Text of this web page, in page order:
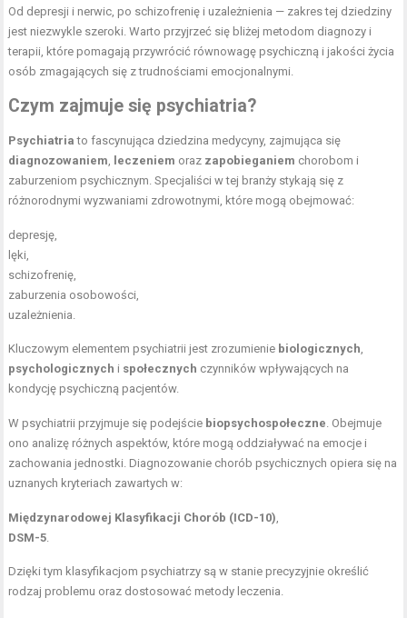
Od depresji i nerwic, po schizofrenię i uzależnienia — zakres tej dziedziny
jest niezwykle szeroki. Warto przyjrzeć się bliżej metodom diagnozy i
terapii, które pomagają przywrócić równowagę psychiczną i jakości życia
osób zmagających się z trudnościami emocjonalnymi.
Czym zajmuje się psychiatria?
Psychiatria to fascynująca dziedzina medycyny, zajmująca się
diagnozowaniem, leczeniem oraz zapobieganiem chorobom i
zaburzeniom psychicznym. Specjaliści w tej branży stykają się z
różnorodnymi wyzwaniami zdrowotnymi, które mogą obejmować:
depresję,
lęki,
schizofrenię,
zaburzenia osobowości,
uzależnienia.
Kluczowym elementem psychiatrii jest zrozumienie biologicznych,
psychologicznych i społecznych czynników wpływających na
kondycję psychiczną pacjentów.
W psychiatrii przyjmuje się podejście biopsychospołeczne. Obejmuje
ono analizę różnych aspektów, które mogą oddziaływać na emocje i
zachowania jednostki. Diagnozowanie chorób psychicznych opiera się na
uznanych kryteriach zawartych w:
Międzynarodowej Klasyfikacji Chorób (ICD-10),
DSM-5.
Dzięki tym klasyfikacjom psychiatrzy są w stanie precyzyjnie określić
rodzaj problemu oraz dostosować metody leczenia.